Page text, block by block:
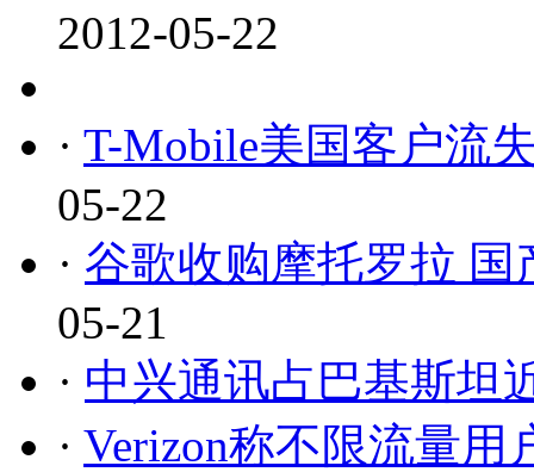
2012-05-22
· T-Mobile美国客户流
05-22
· 谷歌收购摩托罗拉
05-21
· 中兴通讯占巴基斯坦
· Verizon称不限流量用